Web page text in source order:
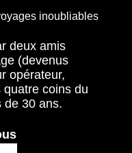
deux amis
(devenus
opérateur,
coins du
de 30 ans.